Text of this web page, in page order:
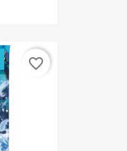
favorite_border